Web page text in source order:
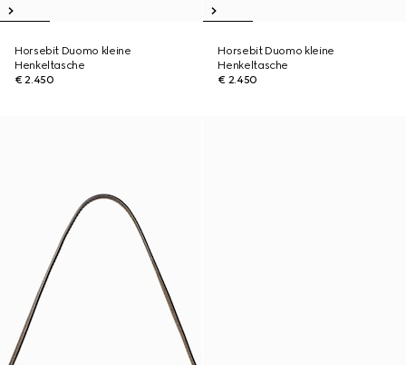
Horsebit Duomo kleine
Henkeltasche
€ 2.450
Horsebit Duomo kleine
Henkeltasche
€ 2.450